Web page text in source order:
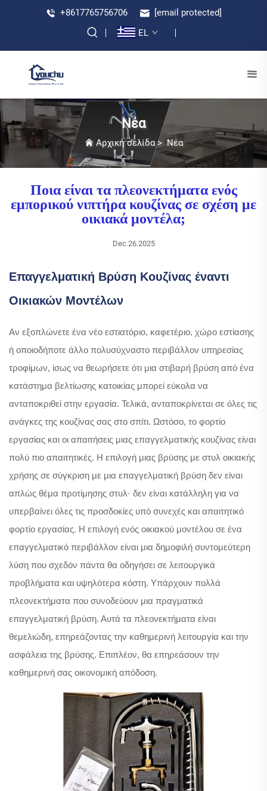
+8617765756706
[email protected]
EL
Νέα
Αρχική σελίδα>Νέα
Ποια είναι τα πλεονεκτήματα ενός
εμπορικού νιπτήρα κουζίνας σε σχέση με
οικιακά μοντέλα;
Dec.26.2025
Επαγγελματική Βρύση Κουζίνας έναντι
Οικιακών Μοντέλων
Αν εξοπλώνετε ένα νέο εστιατόριο, καφετέριο, χώρο εστίασης
ή οποιοδήποτε άλλο πολυσύχναστο περιβάλλον υπηρεσίας
τροφίμων, ίσως να θεωρήσετε ότι μια στιβαρή βρύση από ένα
κατάστημα βελτίωσης κατοικίας μπορεί εύκολα να
ανταποκριθεί στην εργασία. Τελικά, ανταποκρίνεται σε όλες τις
ανάγκες της κουζίνας σας στο σπίτι. Ωστόσο, το φορτίο
εργασίας και οι απαιτήσεις μιας επαγγελματικής κουζίνας είναι
πολύ πιο απαιτητικές. Η επιλογή μιας βρύσης με στυλ οικιακής
χρήσης σε σύγκριση με μια επαγγελματική βρύση δεν είναι
απλώς θέμα προτίμησης στυλ· δεν είναι κατάλληλη για να
υπερβαίνει όλες τις προσδοκίες υπό συνεχές και απαιτητικό
φορτίο εργασίας. Η επιλογή ενός οικιακού μοντέλου σε ένα
επαγγελματικό περιβάλλον είναι μια δημοφιλή συντομεύτερη
λύση που σχεδόν πάντα θα οδηγήσει σε λειτουργικά
προβλήματα και υψηλότερα κόστη. Υπάρχουν πολλά
πλεονεκτήματα που συνοδεύουν μια πραγματικά
επαγγελματική βρύση. Αυτά τα πλεονεκτήματα είναι
θεμελιώδη, επηρεάζοντας την καθημερινή λειτουργία και την
ασφάλεια της βρύσης. Επιπλέον, θα επηρεάσουν την
καθημερινή σας οικονομική απόδοση.